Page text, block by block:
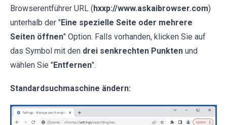
Browserentführer URL (hxxp://www.askaibrowser.com)
unterhalb der "Eine spezielle Seite oder mehrere
Seiten öffnen" Option. Falls vorhanden, klicken Sie auf
das Symbol mit den drei senkrechten Punkten und
wählen Sie "Entfernen".
Standardsuchmaschine ändern: